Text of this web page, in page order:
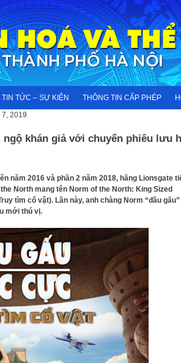
TIN TỨC – SỰ KIỆN THÔNG TIN CẤP PHÉP
2019
ngộ khán giả với chuyến phiêu lưu
năm 2016 và phần 2 năm 2018, hãng Lionsgate
North mang tên Norm of the North: King Sized
tìm cổ vật). Lần này, anh chàng Norm “đầu
mới thú vị.